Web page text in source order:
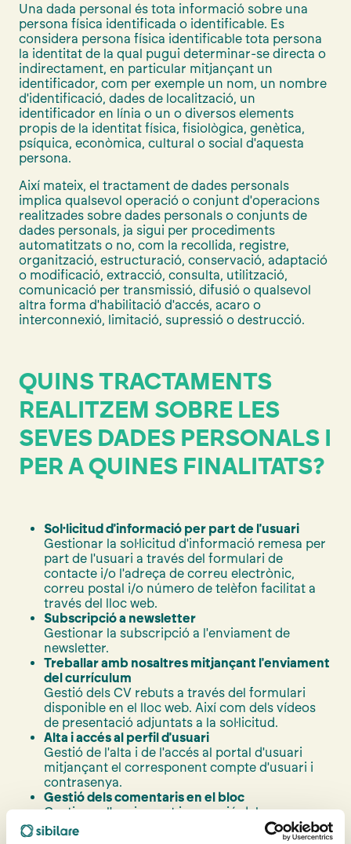
Una dada personal és tota informació sobre una
persona física identificada o identificable. Es
considera persona física identificable tota persona
la identitat de la qual pugui determinar-se directa o
indirectament, en particular mitjançant un
identificador, com per exemple un nom, un nombre
d'identificació, dades de localització, un
identificador en línia o un o diversos elements
propis de la identitat física, fisiològica, genètica,
psíquica, econòmica, cultural o social d'aquesta
persona.
Així mateix, el tractament de dades personals
implica qualsevol operació o conjunt d'operacions
realitzades sobre dades personals o conjunts de
dades personals, ja sigui per procediments
automatitzats o no, com la recollida, registre,
organització, estructuració, conservació, adaptació
o modificació, extracció, consulta, utilització,
comunicació per transmissió, difusió o qualsevol
altra forma d'habilitació d'accés, acaro o
interconnexió, limitació, supressió o destrucció.
QUINS TRACTAMENTS
REALITZEM SOBRE LES
SEVES DADES PERSONALS I
PER A QUINES FINALITATS?
Sol·licitud d'informació per part de l'usuari
Gestionar la sol·licitud d'informació remesa per
part de l'usuari a través del formulari de
contacte i/o l'adreça de correu electrònic,
correu postal i/o número de telèfon facilitat a
través del lloc web.
Subscripció a newsletter
Gestionar la subscripció a l'enviament de
newsletter.
Treballar amb nosaltres mitjançant l'enviament
del currículum
Gestió dels CV rebuts a través del formulari
disponible en el lloc web. Així com dels vídeos
de presentació adjuntats a la sol·licitud.
Alta i accés al perfil d'usuari
Gestió de l'alta i de l'accés al portal d'usuari
mitjançant el corresponent compte d'usuari i
contrasenya.
Gestió dels comentaris en el bloc
Gestionar l'enviament i recepció dels
comentaris que l'usuari hagi publicat en el bloc.